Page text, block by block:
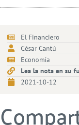
El Financiero
César Cantú
Economía
Lea la nota en su
2021-10-12